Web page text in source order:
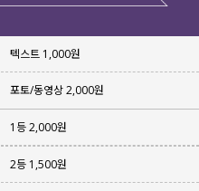
텍스트 1,000원
포토/동영상 2,000원
1등 2,000원
2등 1,500원